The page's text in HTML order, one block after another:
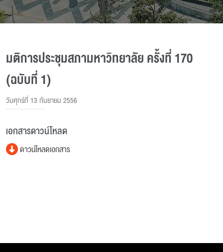
มติการประชุมสภามหาวิทยาลัย ครั้งที่ 170
(ฉบับที่ 1)
วันศุกร์ที่ 13 กันยายน 2556
เอกสารดาวน์โหลด
ดาวน์โหลดเอกสาร